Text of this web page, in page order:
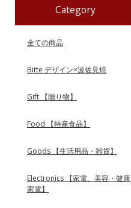
Category
全ての商品
Bitte デザイン×波佐見焼
Gift 【贈り物】
Food 【特産食品】
Goods 【生活用品・雑貨】
Electronics 【家電、美容・健康
家電】